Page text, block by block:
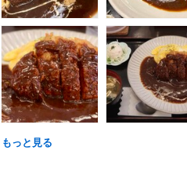
もっと見る